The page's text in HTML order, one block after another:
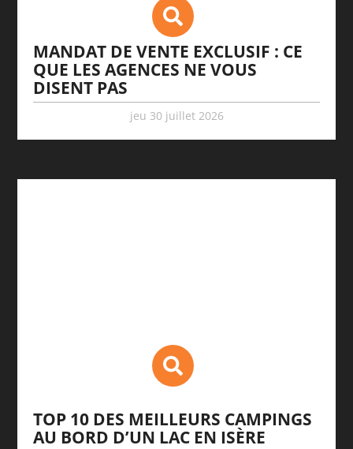
MANDAT DE VENTE EXCLUSIF : CE
QUE LES AGENCES NE VOUS
DISENT PAS
jeu 30 juillet 2026
TOP 10 DES MEILLEURS CAMPINGS
AU BORD D’UN LAC EN ISÈRE